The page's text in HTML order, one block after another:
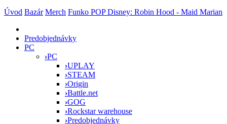
Úvod Bazár Merch Funko POP Disney: Robin Hood - Maid Marian
Predobjednávky
PC
›PC
›UPLAY
›STEAM
›Origin
›Battle.net
›GOG
›Rockstar warehouse
›Predobjednávky